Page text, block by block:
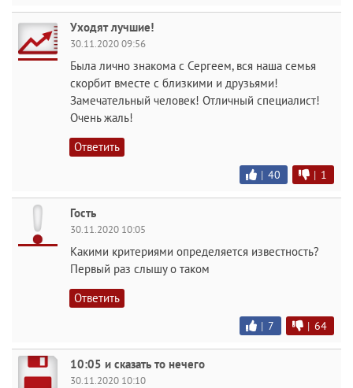
Уходят лучшие!
30.11.2020 09:56
Была лично знакома с Сергеем, вся наша семья
скорбит вместе с близкими и друзьями!
Замечательный человек! Отличный специалист!
Очень жаль!
Ответить
| 40 | 1
Гость
30.11.2020 10:05
Какими критериями определяется известность?
Первый раз слышу о таком
Ответить
| 7 | 64
10:05 и сказать то нечего
30.11.2020 10:10